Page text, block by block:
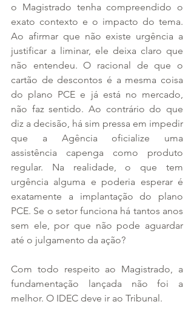
o Magistrado tenha compreendido o
exato contexto e o impacto do tema.
Ao afirmar que não existe urgência a
justificar a liminar, ele deixa claro que
não entendeu. O racional de que o
cartão de descontos é a mesma coisa
do plano PCE e já está no mercado,
não faz sentido. Ao contrário do que
diz a decisão, há sim pressa em impedir
que a Agência oficialize uma
assistência capenga como produto
regular. Na realidade, o que tem
urgência alguma e poderia esperar é
exatamente a implantação do plano
PCE. Se o setor funciona há tantos anos
sem ele, por que não pode aguardar
até o julgamento da ação?
Com todo respeito ao Magistrado, a
fundamentação lançada não foi a
melhor. O IDEC deve ir ao Tribunal.